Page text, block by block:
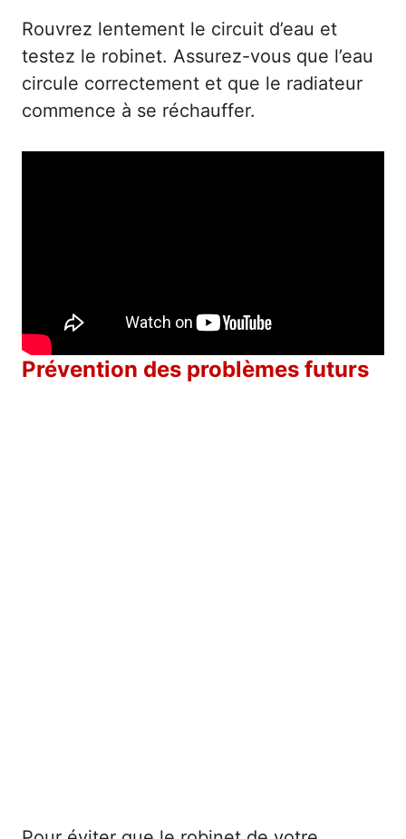
Rouvrez lentement le circuit d’eau et
testez le robinet. Assurez-vous que l’eau
circule correctement et que le radiateur
commence à se réchauffer.
Prévention des problèmes futurs